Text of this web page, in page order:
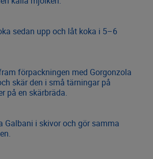
sedan upp och låt koka i 5–6
förpackningen med Gorgonzola
skär den i små tärningar på
på en skärbräda.
Galbani i skivor och gör samma